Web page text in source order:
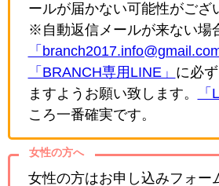
ールが届かない可能性がござ
※自動返信メールが来ない場
「
「BRANCH専用LINE」 に必
ますようお願い致します。
「
ころ一番確実です。
女性の方へ
女性の方はお申し込みフォー